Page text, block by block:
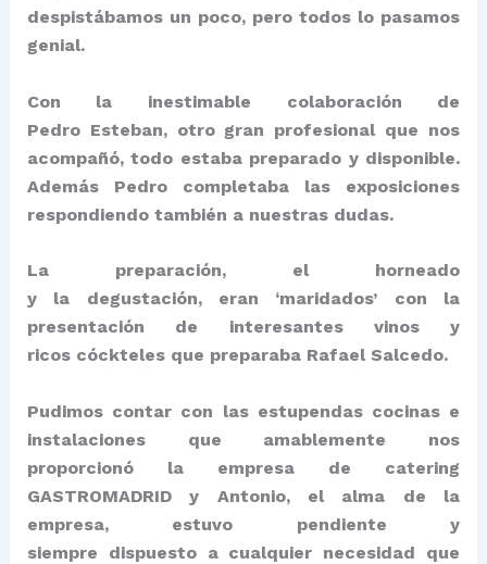
despistábamos un poco, pero todos lo pasamos
genial.
Con la inestimable colaboración de
Pedro Esteban, otro gran profesional que nos
acompañó, todo estaba preparado y disponible.
Además Pedro completaba las exposiciones
respondiendo también a nuestras dudas.
La preparación, el horneado
y la degustación, eran ‘maridados’ con la
presentación de interesantes vinos y
ricos cóckteles que preparaba Rafael Salcedo.
Pudimos contar con las estupendas cocinas e
instalaciones que amablemente nos
proporcionó la empresa de catering
GASTROMADRID y Antonio, el alma de la
empresa, estuvo pendiente y
siempre dispuesto a cualquier necesidad que